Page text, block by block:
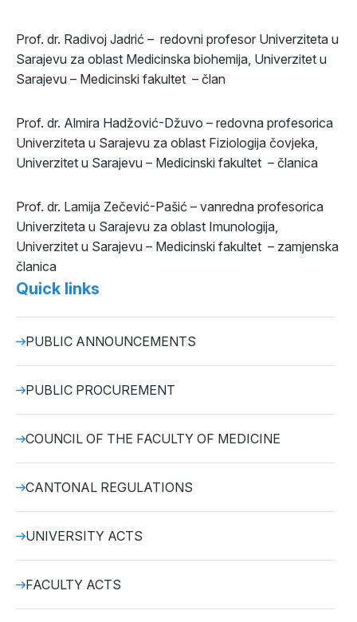
Prof. dr. Radivoj Jadrić – redovni profesor Univerziteta u
Sarajevu za oblast Medicinska biohemija, Univerzitet u
Sarajevu – Medicinski fakultet – član
Prof. dr. Almira Hadžović-Džuvo – redovna profesorica
Univerziteta u Sarajevu za oblast Fiziologija čovjeka,
Univerzitet u Sarajevu – Medicinski fakultet – članica
Prof. dr. Lamija Zečević-Pašić – vanredna profesorica
Univerziteta u Sarajevu za oblast Imunologija,
Univerzitet u Sarajevu – Medicinski fakultet – zamjenska
članica
Quick links
PUBLIC ANNOUNCEMENTS
PUBLIC PROCUREMENT
COUNCIL OF THE FACULTY OF MEDICINE
CANTONAL REGULATIONS
UNIVERSITY ACTS
FACULTY ACTS